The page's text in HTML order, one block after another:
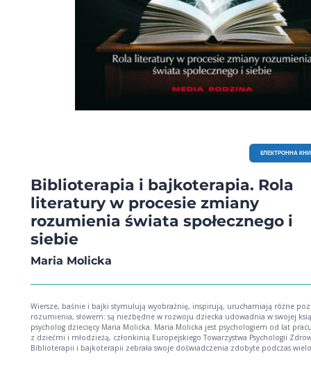
EЛЕКТРОННА
Biblioterapia i bajkoterapia. Rola
literatury w procesie zmiany
rozumienia świata społecznego i
siebie
Maria Molicka
Wiersze, baśnie i bajki stymulują wyobraźnię, inspirują, uruchamiają różne
rozumienia, słowem: są niezbędne w rozwoju dziecka udowadnia w swojej książce
psycholog dziecięcy Maria Molicka. Maria Molicka jest psychologiem od lat pracującym
z dziećmi i młodzieżą, członkinią Europejskiego Towarzystwa Psychologii
Biblioterapii i bajkoterapii zebrała swoje doświadczenia zdobyte podczas